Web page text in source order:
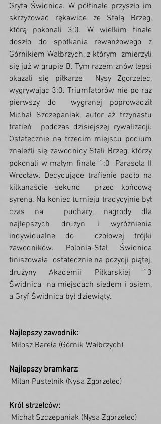
Gryfa Świdnica. W półfinale przyszło im
skrzyżować rękawice ze Stalą Brzeg,
którą pokonali 3:0. W wielkim finale
doszło do spotkania rewanżowego z
Górnikiem Wałbrzych, z którym  zmierzyli
się już w grupie B. Tym razem znów lepsi
okazali się piłkarze  Nysy Zgorzelec,
wygrywając 3:0. Triumfatorów nie po raz
pierwszy do  wygranej poprowadził
Michał Szczepaniak, autor aż trzynastu
trafień  podczas dzisiejszej rywalizacji.
Ostatecznie na trzecim miejscu podium
znaleźli się zawodnicy Stali Brzeg, którzy
pokonali w małym finale 1:0  Parasola II
Wrocław. Decydujące trafienie padło na
kilkanaście sekund  przed końcową
syreną. Na koniec turnieju tradycyjnie był
czas na  puchary, nagrody dla
najlepszych drużyn i wyróżnienia
indywidualne do  czołowej trójki
zawodników. Polonia-Stal Świdnica
finiszowała  ostatecznie na pozycji piątej,
drużyny Akademii Piłkarskiej 13
Świdnica  na miejscach siedem i osiem,
a Gryf Świdnica był dziewiąty.
Najlepszy zawodnik:
Miłosz Bareła (Górnik Wałbrzych)
Najlepszy bramkarz:
Milan Pustelnik (Nysa Zgorzelec)
Król strzelców:
Michał Szczepaniak (Nysa Zgorzelec)